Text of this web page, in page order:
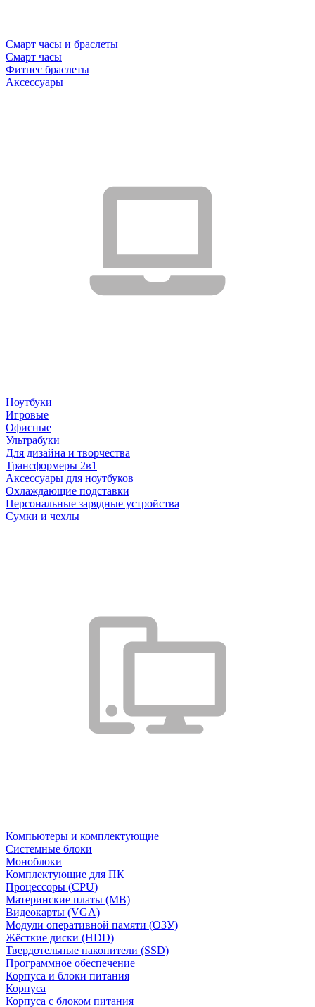
Смарт часы и браслеты
Смарт часы
Фитнес браслеты
Аксессуары
Ноутбуки
Игровые
Офисные
Ультрабуки
Для дизайна и творчества
Трансформеры 2в1
Аксессуары для ноутбуков
Охлаждающие подставки
Персональные зарядные устройства
Сумки и чехлы
Компьютеры и комплектующие
Системные блоки
Моноблоки
Комплектующие для ПК
Процессоры (CPU)
Материнские платы (MB)
Видеокарты (VGA)
Модули оперативной памяти (ОЗУ)
Жёсткие диски (HDD)
Твердотельные накопители (SSD)
Программное обеспечение
Корпуса и блоки питания
Корпуса
Корпуса с блоком питания